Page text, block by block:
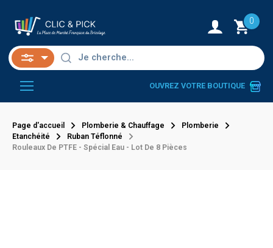
0
OUVREZ VOTRE BOUTIQUE
Page d'accueil Plomberie & Chauffage
Plomberie
Etanchéité
Ruban Téflonné
Rouleaux De PTFE - Spécial Eau - Lot De 8 Pièces